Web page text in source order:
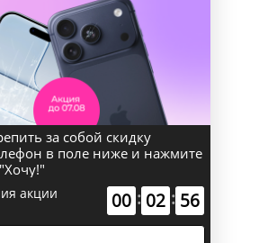
Отзыв на 2ГИС
забронировал приехал мне
все оперативно и отлично
в вариантах
на Авито
скидку и подарок ,помогли с
за собой скидку
в поле ниже и нажмите
акции 00 : 02 : 55